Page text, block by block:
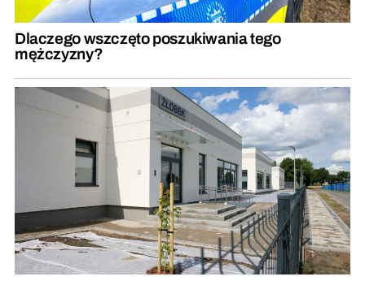
Dlaczego wszczęto poszukiwania tego
mężczyzny?